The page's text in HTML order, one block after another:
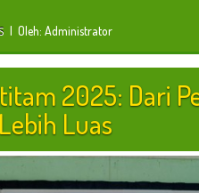
| Oleh: Administrator
2025: Dari
Luas